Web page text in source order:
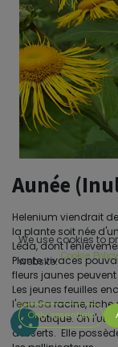
Aunée
Helenium viendrait
la plante soit née
Léda, dont
Plante vivaces
fleurs jaunes
Les jeunes feuilles
l'eau.Saracine, riche
aromatique. On
desserts. Elle
We use cookies to
website. Cookie Policy
Only essentials